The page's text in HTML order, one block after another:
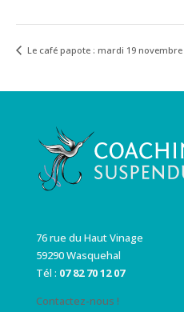
Le café papote : mardi 19 novembre
76 rue du Haut Vinage
59290 Wasquehal
Tél : 07 82 70 12 07
Contactez-nous !